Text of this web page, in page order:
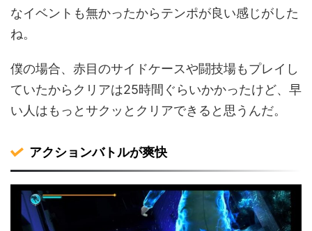
なイベントも無かったからテンポが良い感じがした
ね。
僕の場合、赤目のサイドケースや闘技場もプレイし
ていたからクリアは25時間ぐらいかかったけど、早
い人はもっとサクッとクリアできると思うんだ。
アクションバトルが爽快